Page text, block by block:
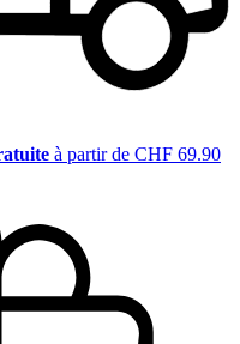
à partir de CHF 69.90